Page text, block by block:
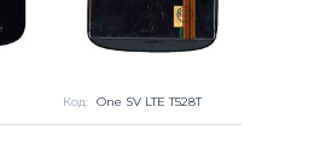
Код: One SV LTE T528T